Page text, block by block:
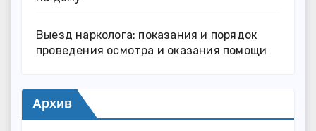
Выезд нарколога: показания и порядок
проведения осмотра и оказания помощи
Архив